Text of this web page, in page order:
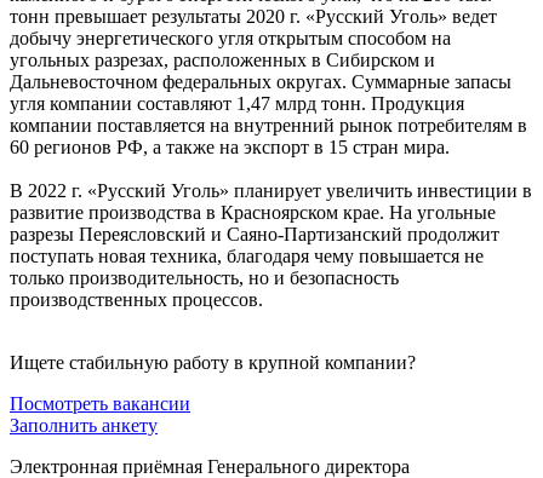
тонн превышает результаты 2020 г. «Русский Уголь» ведет
добычу энергетического угля открытым способом на
угольных разрезах, расположенных в Сибирском и
Дальневосточном федеральных округах. Суммарные запасы
угля компании составляют 1,47 млрд тонн. Продукция
компании поставляется на внутренний рынок потребителям в
60 регионов РФ, а также на экспорт в 15 стран мира.
В 2022 г. «Русский Уголь» планирует увеличить инвестиции в
развитие производства в Красноярском крае. На угольные
разрезы Переясловский и Саяно-Партизанский продолжит
поступать новая техника, благодаря чему повышается не
только производительность, но и безопасность
производственных процессов.
Ищете стабильную работу в крупной компании?
Посмотреть вакансии
Заполнить анкету
Электронная приёмная Генерального директора